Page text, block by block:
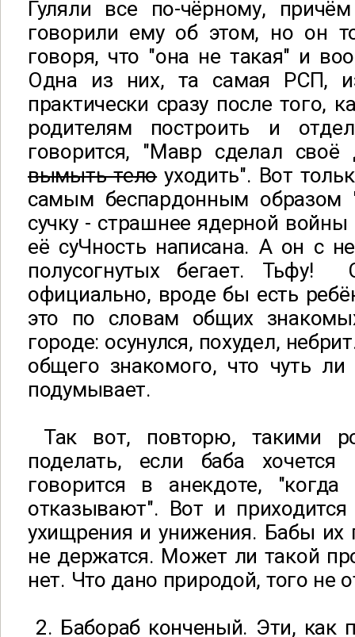
Гуляли все по-чёрному,
говорили ему об этом, но он
говоря, что "она не такая" и
Одна из них, та самая РСП,
практически сразу после того,
родителям построить и
говорится, "Мавр сделал
вымыть телоуходить". Вот
самым беспардонным образом
сучку - страшнее ядерной
её суЧность написана. А он с
полусогнутых бегает. Тьфу!
официально, вроде бы есть
это по словам общих
городе: осунулся, похудел,
общего знакомого, что чуть
подумывает.
Так вот, повторю, такими
поделать, если баба
говорится в анекдоте,
отказывают". Вот и
ухищрения и унижения. Бабы их
не держатся. Может ли такой
нет. Что дано природой, того не
2. Бабораб конченый. Эти, как